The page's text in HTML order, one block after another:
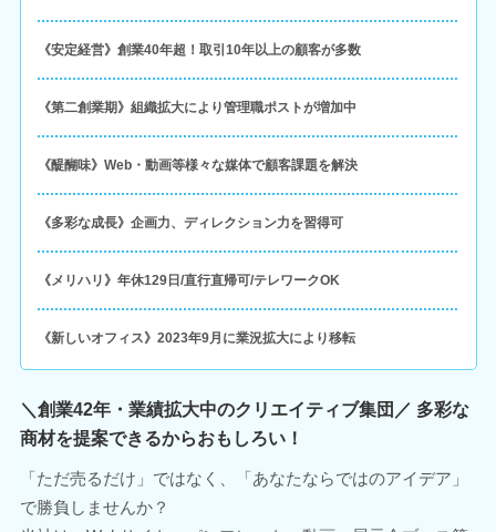
《安定経営》創業40年超！取引10年以上の顧客が多数
《第二創業期》組織拡大により管理職ポストが増加中
《醍醐味》Web・動画等様々な媒体で顧客課題を解決
《多彩な成長》企画力、ディレクション力を習得可
《メリハリ》年休129日/直行直帰可/テレワークOK
《新しいオフィス》2023年9月に業況拡大により移転
＼創業42年・業績拡大中のクリエイティブ集団／ 多彩な
商材を提案できるからおもしろい！
「ただ売るだけ」ではなく、「あなたならではのアイデア」
で勝負しませんか？